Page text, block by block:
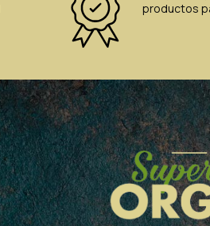
productos